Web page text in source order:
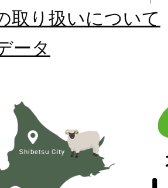
取り扱いについて
ータ
別